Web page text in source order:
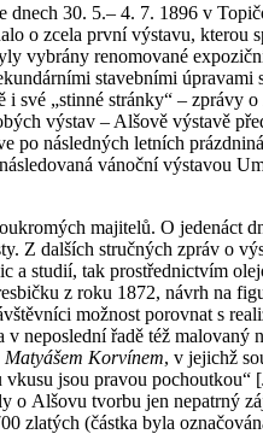
dnech 30. 5.– 4. 7. 1896 v
o zcela první výstavu, kterou
vybrány renomované
stavebními úpravami
své „stinné stránky“ – zprávy
výstav – Alšově výstavě
po následných letních
vánoční výstavou
majitelů. O jedenáct
Z dalších stručných zpráv o
a studií, tak prostřednictvím
z roku 1872, návrh na
možnost porovnat s
v neposlední řadě též malovaný
Korvínem, v jejichž
jsou pravou pochoutkou“
Alšovu tvorbu jen nepatrný
zlatých (částka byla